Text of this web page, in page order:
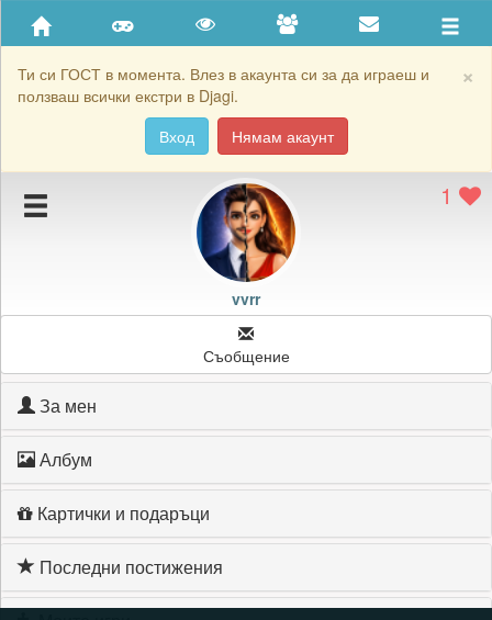
×
Ти си ГОСТ в момента. Влез в акаунта си за да играеш и
ползваш всички екстри в Djagi.
Вход
Нямам акаунт
Приятели
Хронология на игри
Подаръците на vvrr 1
vvrr
Съобщение
За мен
Албум
Картички и подаръци
Последни постижения